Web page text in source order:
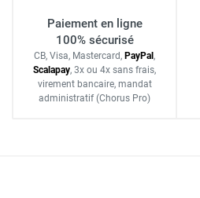
Paiement en ligne
100% sécurisé
CB, Visa, Mastercard, PayPal ,
Scalapay, 3x ou 4x sans frais,
virement bancaire, mandat
administratif (Chorus Pro)